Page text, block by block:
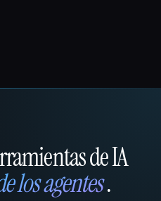
de IA
los agentes.